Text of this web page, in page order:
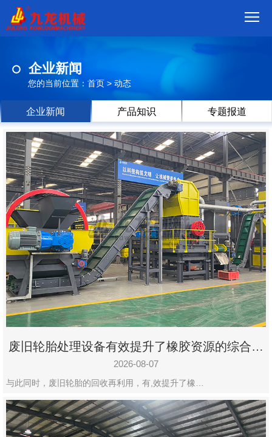
品
视
频
现
场
方
案
动
态
联
系
郑
州
市
九
设
有
限
企业新闻
您的当前位置： 首页 > 动态
企业新闻 产品知识 专题报道
废旧轮胎处理设备有效提升了橡胶资源的综合利
用率
2026-08-07
与此同时，废旧轮胎的回收再利用，有,效提升了橡…